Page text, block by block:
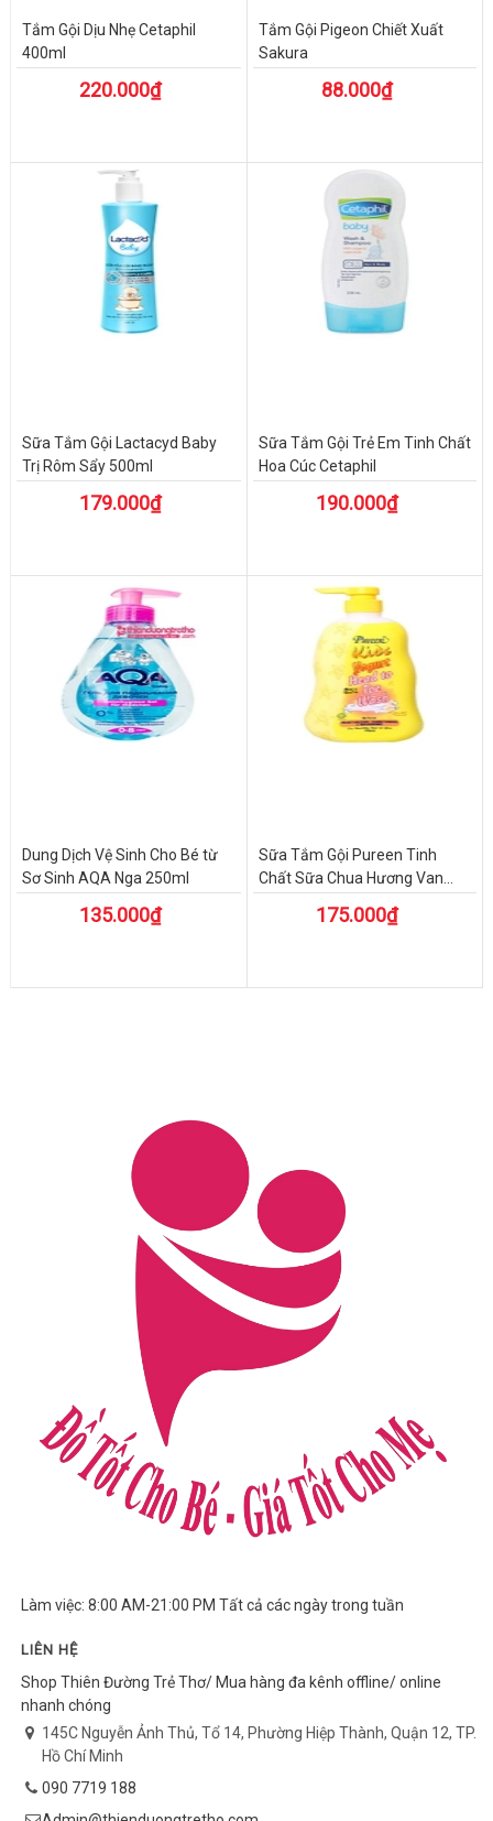
Tắm Gội Dịu Nhẹ Cetaphil
400ml
220.000₫
Tắm Gội Pigeon Chiết Xuất
Sakura
88.000₫
Sữa Tắm Gội Lactacyd Baby
Trị Rôm Sẩy 500ml
179.000₫
Sữa Tắm Gội Trẻ Em Tinh Chất
Hoa Cúc Cetaphil
190.000₫
Dung Dịch Vệ Sinh Cho Bé từ
Sơ Sinh AQA Nga 250ml
135.000₫
Sữa Tắm Gội Pureen Tinh
Chất Sữa Chua Hương Van...
175.000₫
Làm việc: 8:00 AM-21:00 PM Tất cả các ngày trong tuần
LIÊN HỆ
Shop Thiên Đường Trẻ Thơ/ Mua hàng đa kênh offline/ online
nhanh chóng
145C Nguyễn Ảnh Thủ, Tổ 14, Phường Hiệp Thành, Quận 12, TP.
Hồ Chí Minh
090 7719 188